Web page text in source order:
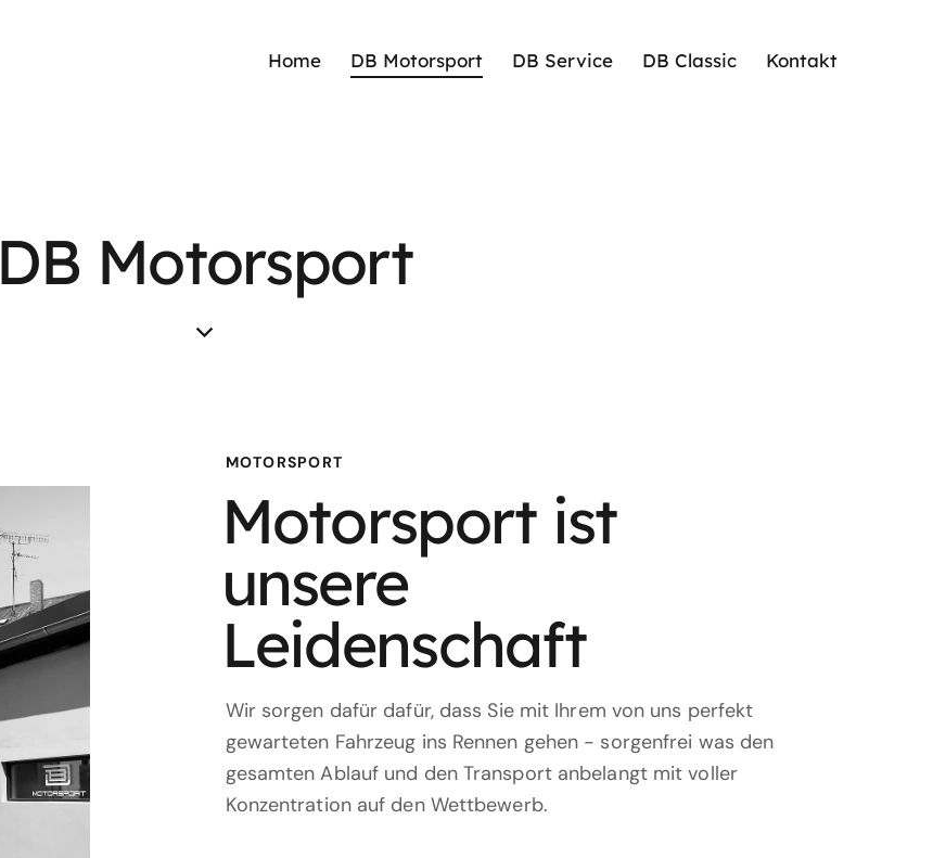
Home DB Motorsport DB Service DB Classic Kontakt
DB Motorsport
MOTORSPORT
Motorsport ist
unsere
Leidenschaft
Wir sorgen dafür dafür, dass Sie mit Ihrem von uns perfekt
gewarteten Fahrzeug ins Rennen gehen - sorgenfrei was den
gesamten Ablauf und den Transport anbelangt mit voller
Konzentration auf den Wettbewerb.